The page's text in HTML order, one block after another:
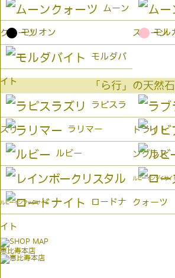
ムーン
クォーツ ストーン
● モリオン ● モル
モルダバ
イト 「ら行」の天然石
ラピスラ
ズリ ドライト
ラリマー
ングラス
ルビー
ルビーインゾイサイ
ルビーインフックサイト クォーツ
ロードナ
イト
恵比寿本店